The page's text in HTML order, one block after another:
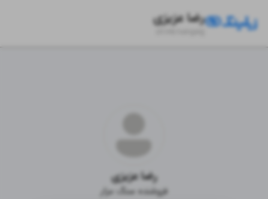
رضا عزیزی
رضا عزیزی
فزوشنده سنگ مزار